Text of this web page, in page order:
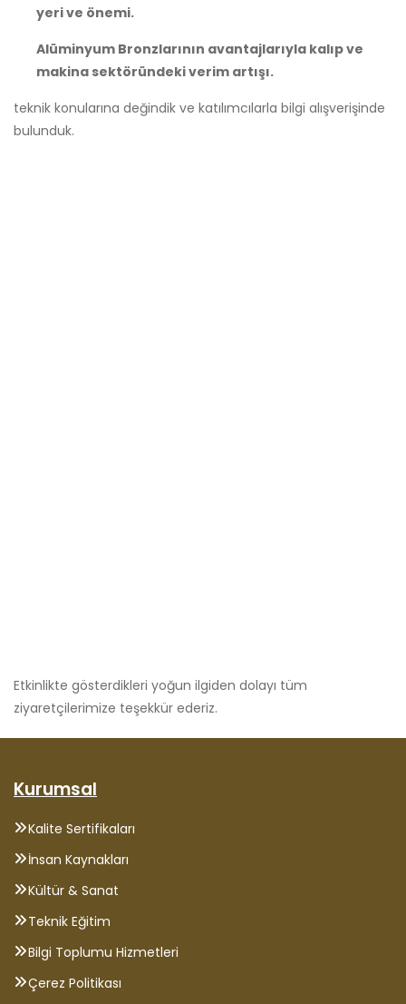
yeri ve önemi.
Alüminyum Bronzlarının avantajlarıyla kalıp ve
makina sektöründeki verim artışı.
teknik konularına değindik ve katılımcılarla bilgi alışverişinde
bulunduk.
Etkinlikte gösterdikleri yoğun ilgiden dolayı tüm
ziyaretçilerimize teşekkür ederiz.
Kurumsal
Kalite Sertifikaları
İnsan Kaynakları
Kültür & Sanat
Teknik Eğitim
Bilgi Toplumu Hizmetleri
Çerez Politikası